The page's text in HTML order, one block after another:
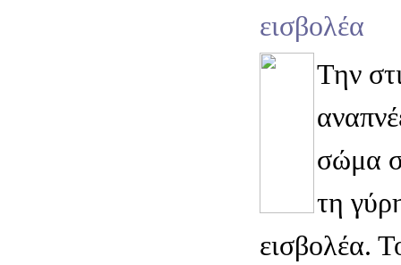
εισβολέα
Την
σώμα
τη
εισβολέα.